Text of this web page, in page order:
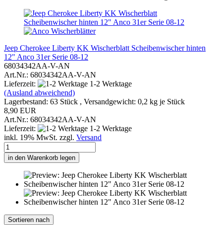
Jeep Cherokee Liberty KK Wischerblatt Scheibenwischer hinten
12" Anco 31er Serie 08-12
68034342AA-V-AN
Art.Nr.: 68034342AA-V-AN
Lieferzeit:
1-2 Werktage
(Ausland abweichend)
Lagerbestand: 63 Stück , Versandgewicht: 0,2 kg je Stück
8,90 EUR
Art.Nr.: 68034342AA-V-AN
Lieferzeit:
1-2 Werktage
inkl. 19% MwSt. zzgl. Versand
in den Warenkorb legen
Sortieren nach